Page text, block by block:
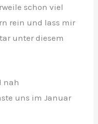
schon viel
rein und lass mir
unter diesem
nah
uns im Januar